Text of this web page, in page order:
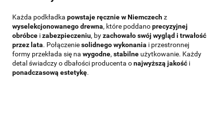
Każda podkładka powstaje ręcznie w Niemczechz
wyselekcjonowanego drewna, które poddanoprecyzyjnej
obróbce izabezpieczeniu, byzachowało swój wygląd i trwałość
przez lata. Połączeniesolidnego wykonania i przestronnej
formy przekłada się na wygodne, stabilne użytkowanie. Każdy
detal świadczy o dbałości producenta onajwyższą jakość i
ponadczasową estetykę.